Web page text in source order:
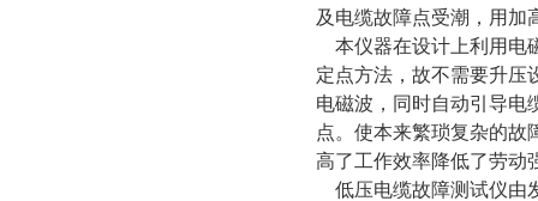
及电缆故障点受潮，用加
本仪器在设计上利用电
定点方法，故不需要升压
电磁波，同时自动引导电
点。使本来繁琐复杂的故
高了工作效率降低了劳动
低压电缆故障测试仪由